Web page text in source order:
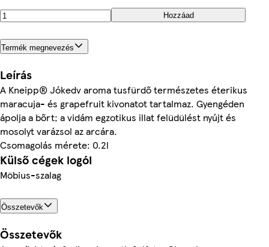
Hozzáad
Termék megnevezés
Leírás
A Kneipp® Jókedv aroma tusfürdő természetes éterikus
maracuja- és grapefruit kivonatot tartalmaz. Gyengéden
ápolja a bőrt; a vidám egzotikus illat felüdülést nyújt és
mosolyt varázsol az arcára.
Csomagolás mérete: 0.2l
Külső cégek logói
Möbius-szalag
Összetevők
Összetevők